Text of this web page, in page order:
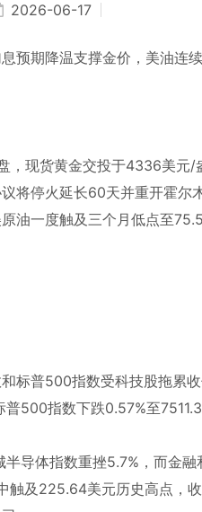
2026-06-17
预期降温支撑金价，美油连
，现货黄金交投于4336美元
将停火延长60天并重开霍尔
油一度触及三个月低点至
标普500指数受科技股拖累
500指数下跌0.57%至
导体指数重挫5.7%，而金
触及225.64美元历史高点，